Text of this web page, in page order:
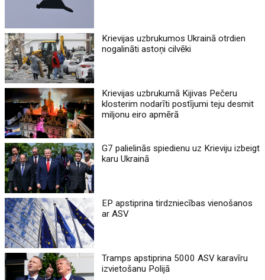
Krievijas uzbrukumos Ukrainā otrdien
nogalināti astoņi cilvēki
Krievijas uzbrukumā Kijivas Pečeru
klosterim nodarīti postījumi teju desmit
miljonu eiro apmērā
G7 palielinās spiedienu uz Krieviju izbeigt
karu Ukrainā
EP apstiprina tirdzniecības vienošanos
ar ASV
Tramps apstiprina 5000 ASV karavīru
izvietošanu Polijā